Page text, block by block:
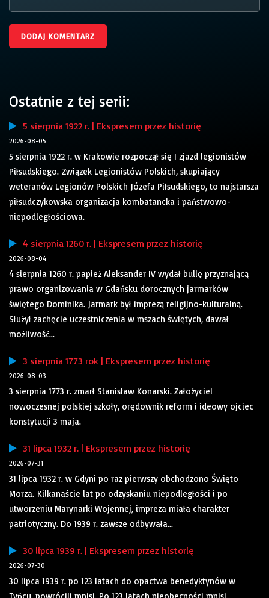
Ostatnie z tej serii:
5 sierpnia 1922 r. | Ekspresem przez historię
2026-08-05
5 sierpnia 1922 r. w Krakowie rozpoczął się I zjazd legionistów
Piłsudskiego. Związek Legionistów Polskich, skupiający
weteranów Legionów Polskich Józefa Piłsudskiego, to najstarsza
piłsudczykowska organizacja kombatancka i państwowo-
niepodległościowa.
4 sierpnia 1260 r. | Ekspresem przez historię
2026-08-04
4 sierpnia 1260 r. papież Aleksander IV wydał bullę przyznającą
prawo organizowania w Gdańsku dorocznych jarmarków
świętego Dominika. Jarmark był imprezą religijno-kulturalną.
Służył zachęcie uczestniczenia w mszach świętych, dawał
możliwość...
3 sierpnia 1773 rok | Ekspresem przez historię
2026-08-03
3 sierpnia 1773 r. zmarł Stanisław Konarski. Założyciel
nowoczesnej polskiej szkoły, orędownik reform i ideowy ojciec
konstytucji 3 maja.
31 lipca 1932 r. | Ekspresem przez historię
2026-07-31
31 lipca 1932 r. w Gdyni po raz pierwszy obchodzono Święto
Morza. Kilkanaście lat po odzyskaniu niepodległości i po
utworzeniu Marynarki Wojennej, impreza miała charakter
patriotyczny. Do 1939 r. zawsze odbywała...
30 lipca 1939 r. | Ekspresem przez historię
2026-07-30
30 lipca 1939 r. po 123 latach do opactwa benedyktynów w